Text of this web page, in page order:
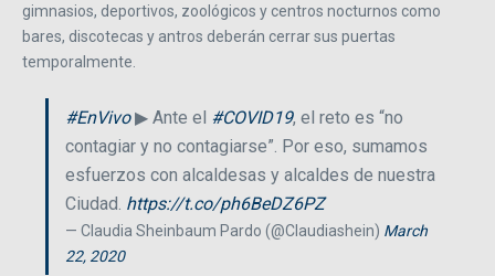
gimnasios, deportivos, zoológicos y centros nocturnos como
bares, discotecas y antros deberán cerrar sus puertas
temporalmente.
#EnVivo▶ Ante el #COVID19, el reto es “no
contagiar y no contagiarse”. Por eso, sumamos
esfuerzos con alcaldesas y alcaldes de nuestra
Ciudad. https://t.co/ph6BeDZ6PZ
— Claudia Sheinbaum Pardo (@Claudiashein) March
22, 2020